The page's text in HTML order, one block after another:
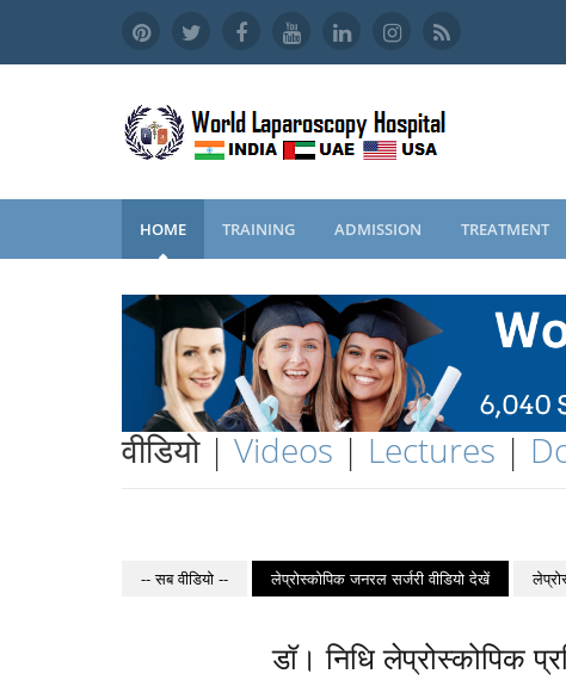
HOME TRAINING ADMISSION TREATMENT
वीडियो | Videos | Lectures |
-- सब वीडियो -- लेप्रोस्कोपिक जनरल सर्जरी वीडियो देखें
डॉ। निधि लेप्रोस्कोपिक